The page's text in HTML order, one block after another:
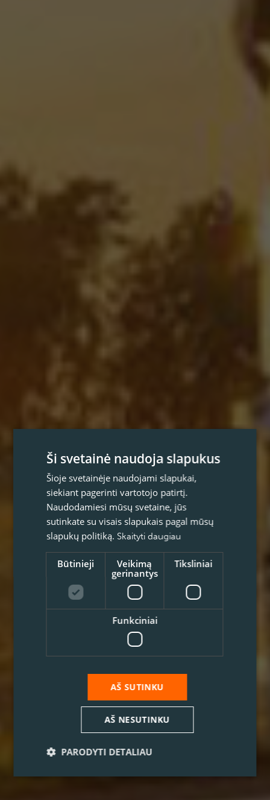
Ši svetainė naudoja slapukus
Šioje svetainėje naudojami slapukai,
siekiant pagerinti vartotojo patirtį.
Naudodamiesi mūsų svetaine, jūs
sutinkate su visais slapukais pagal mūsų
slapukų politiką. Skaityti daugiau
Būtinieji
Veikimą
gerinantys
Tiksliniai
Funkciniai
AŠ SUTINKU
AŠ NESUTINKU
PARODYTI DETALIAU